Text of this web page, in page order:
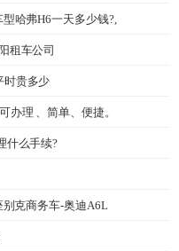
哈弗H6一天多少钱?,
租车公司
时贵多少
办理 、简单、便捷。
什么手续?
别克商务车-奥迪A6L